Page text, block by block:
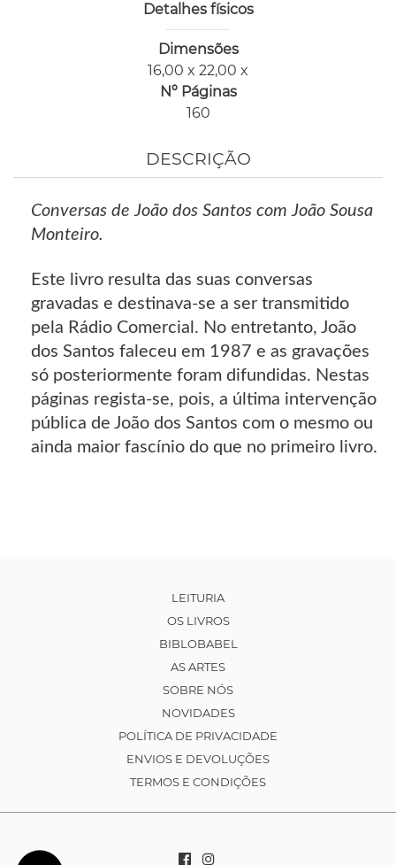
Detalhes físicos
Dimensões
16,00 x 22,00 x
Nº Páginas
160
DESCRIÇÃO
Conversas de João dos Santos com João Sousa
Monteiro.
Este livro resulta das suas conversas
gravadas e destinava-se a ser transmitido
pela Rádio Comercial. No entretanto, João
dos Santos faleceu em 1987 e as gravações
só posteriormente foram difundidas. Nestas
páginas regista-se, pois, a última intervenção
pública de João dos Santos com o mesmo ou
ainda maior fascínio do que no primeiro livro.
LEITURIA
OS LIVROS
BIBLOBABEL
AS ARTES
SOBRE NÓS
NOVIDADES
POLÍTICA DE PRIVACIDADE
ENVIOS E DEVOLUÇÕES
TERMOS E CONDIÇÕES